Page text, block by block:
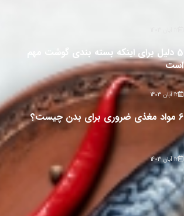
5 دلیل برای اینکه بسته بندی گوشت مهم
است
12 آبان 1403
6 مواد مغذی ضروری برای بدن چیست؟
12 آبان 1403